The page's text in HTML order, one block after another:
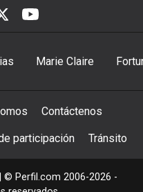
Marie Claire
Contáctenos
participación Tránsito
| © Perfil.com 2006-2026 -